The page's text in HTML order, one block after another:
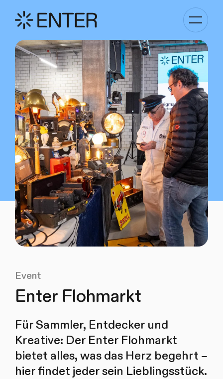
anzeigen
Event
Enter Flohmarkt
Für Sammler, Entdecker und
Kreative: Der Enter Flohmarkt
bietet alles, was das Herz begehrt –
hier findet jeder sein Lieblingsstück.